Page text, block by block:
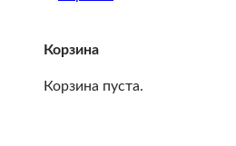
Корзина
Корзина пуста.